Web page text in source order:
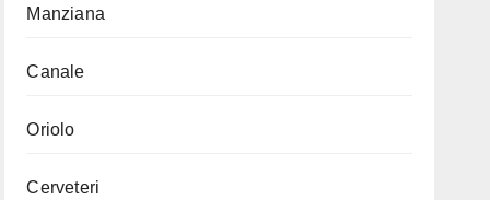
Manziana
Canale
Oriolo
Cerveteri